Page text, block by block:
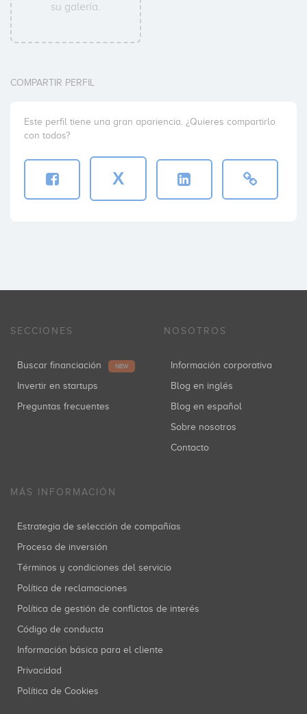
su galería.
COMPARTIR PERFIL
Este perfil tiene una gran apariencia. ¿Quieres compartirlo
con todos?
X
SECCIONES
Buscar financiación NEW
Invertir en startups
Preguntas frecuentes
NOSOTROS
Información corporativa
Blog en inglés
Blog en español
Sobre nosotros
Contacto
MÁS INFORMACIÓN
Estrategia de selección de compañías
Proceso de inversión
Términos y condiciones del servicio
Política de reclamaciones
Política de gestión de conflictos de interés
Código de conducta
Información básica para el cliente
Privacidad
Política de Cookies